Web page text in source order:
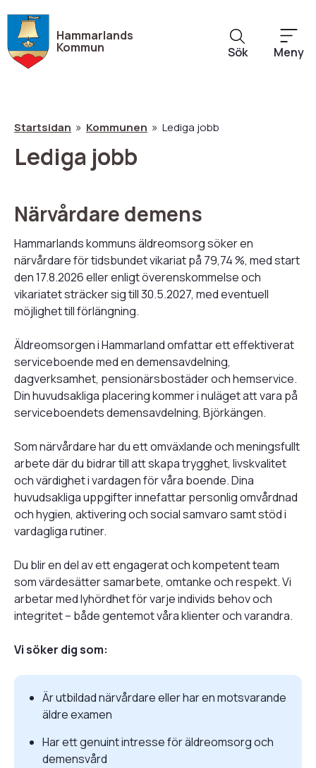
huvudinnehållHammarlands
Kommun Sök Meny
Länkstig
Startsidan Kommunen Lediga jobb
Lediga jobb
Närvårdare demens
Hammarlands kommuns äldreomsorg söker en
närvårdare för tidsbundet vikariat på 79,74 %, med start
den 17.8.2026 eller enligt överenskommelse och
vikariatet sträcker sig till 30.5.2027, med eventuell
möjlighet till förlängning.
Äldreomsorgen i Hammarland omfattar ett effektiverat
serviceboende med en demensavdelning,
dagverksamhet, pensionärsbostäder och hemservice.
Din huvudsakliga placering kommer i nuläget att vara på
serviceboendets demensavdelning, Björkängen.
Som närvårdare har du ett omväxlande och meningsfullt
arbete där du bidrar till att skapa trygghet, livskvalitet
och värdighet i vardagen för våra boende. Dina
huvudsakliga uppgifter innefattar personlig omvårdnad
och hygien, aktivering och social samvaro samt stöd i
vardagliga rutiner.
Du blir en del av ett engagerat och kompetent team
som värdesätter samarbete, omtanke och respekt. Vi
arbetar med lyhördhet för varje individs behov och
integritet – både gentemot våra klienter och varandra.
Vi söker dig som:
Är utbildad närvårdare eller har en motsvarande
äldre examen
Har ett genuint intresse för äldreomsorg och
demensvård